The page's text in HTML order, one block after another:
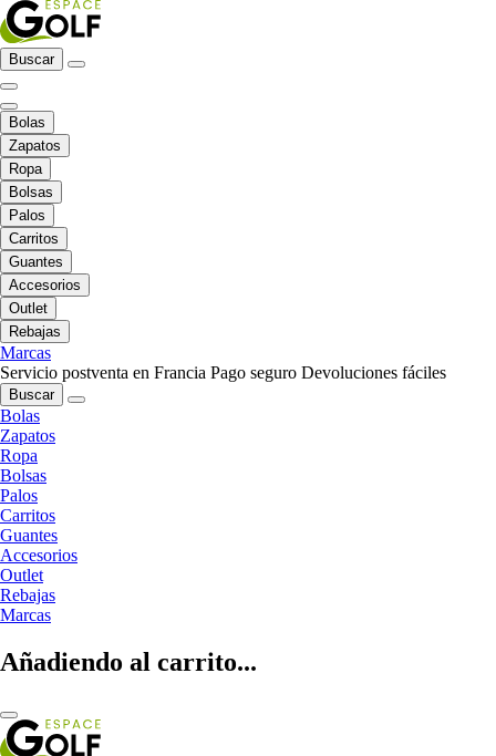
Buscar
Bolas
Zapatos
Ropa
Bolsas
Palos
Carritos
Guantes
Accesorios
Outlet
Rebajas
Marcas
Servicio postventa en Francia Pago seguro Devoluciones fáciles
Buscar
Bolas
Zapatos
Ropa
Bolsas
Palos
Carritos
Guantes
Accesorios
Outlet
Rebajas
Marcas
Añadiendo al carrito...